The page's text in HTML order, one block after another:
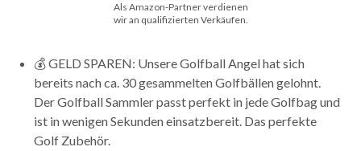
Als Amazon-Partner verdienen
wir an qualifizierten Verkäufen.
💰 GELD SPAREN: Unsere Golfball Angel hat sich
bereits nach ca. 30 gesammelten Golfbällen gelohnt.
Der Golfball Sammler passt perfekt in jede Golfbag und
ist in wenigen Sekunden einsatzbereit. Das perfekte
Golf Zubehör.